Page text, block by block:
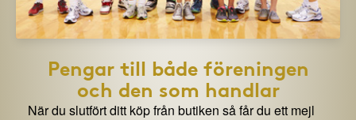
Pengar till både föreningen
och den som handlar
När du slutfört ditt köp från butiken så får du ett mejl